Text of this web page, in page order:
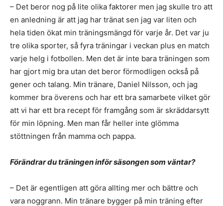
– Det beror nog på lite olika faktorer men jag skulle tro att
en anledning är att jag har tränat sen jag var liten och
hela tiden ökat min träningsmängd för varje år. Det var ju
tre olika sporter, så fyra träningar i veckan plus en match
varje helg i fotbollen. Men det är inte bara träningen som
har gjort mig bra utan det beror förmodligen också på
gener och talang. Min tränare, Daniel Nilsson, och jag
kommer bra överens och har ett bra samarbete vilket gör
att vi har ett bra recept för framgång som är skräddarsytt
för min löpning. Men man får heller inte glömma
stöttningen från mamma och pappa.
Förändrar du träningen inför säsongen som väntar?
– Det är egentligen att göra allting mer och bättre och
vara noggrann. Min tränare bygger på min träning efter